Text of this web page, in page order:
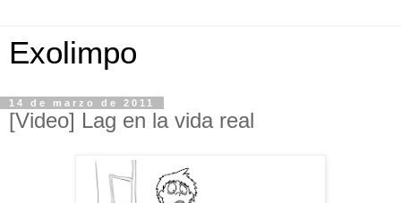
Exolimpo
14 de marzo de 2011
[Video] Lag en la vida real